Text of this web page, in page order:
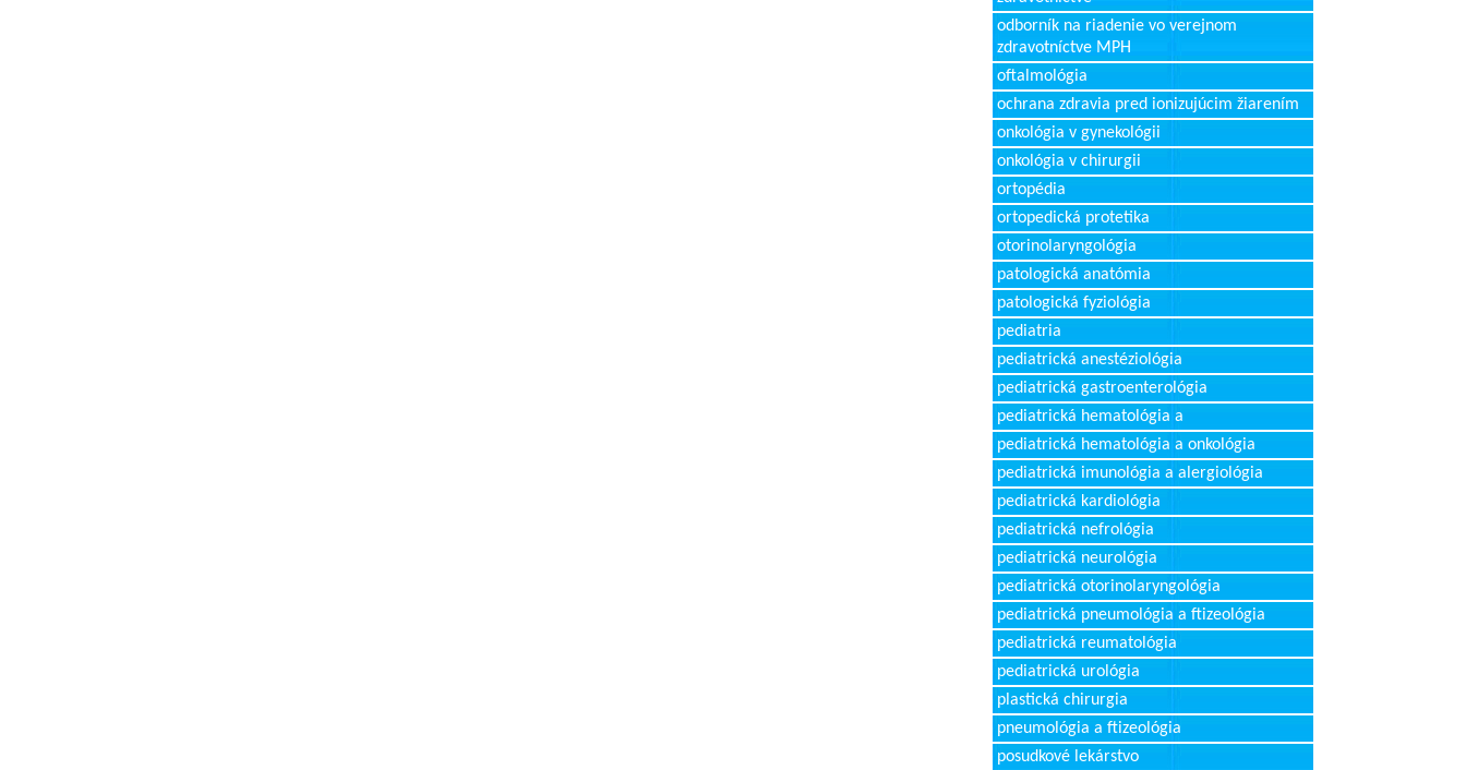
odborník na riadenie vo verejnom
zdravotníctve MPH
oftalmológia
ochrana zdravia pred ionizujúcim žiarením
onkológia v gynekológii
onkológia v chirurgii
ortopédia
ortopedická protetika
otorinolaryngológia
patologická anatómia
patologická fyziológia
pediatria
pediatrická anestéziológia
pediatrická gastroenterológia
pediatrická hematológia a
pediatrická hematológia a onkológia
pediatrická imunológia a alergiológia
pediatrická kardiológia
pediatrická nefrológia
pediatrická neurológia
pediatrická otorinolaryngológia
pediatrická pneumológia a ftizeológia
pediatrická reumatológia
pediatrická urológia
plastická chirurgia
pneumológia a ftizeológia
posudkové lekárstvo